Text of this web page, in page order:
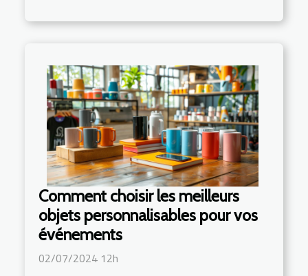
Comment choisir les meilleurs
objets personnalisables pour vos
événements
02/07/2024 12h